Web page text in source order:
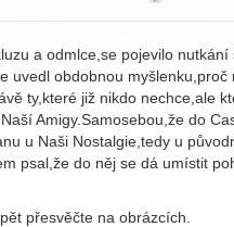
a odmlce,se pojevilo nutkání
uvedl obdobnou
ty,které již nikdo nechce,ale
Amigy.Samosebou,že do
u Naši Nostalgie,tedy u
psal,že do něj se dá umístit
přesvěčte na obrázcích.